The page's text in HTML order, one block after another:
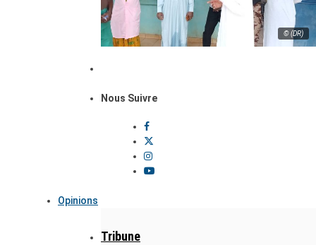
© (DR)
Nous Suivre
Opinions
Tribune